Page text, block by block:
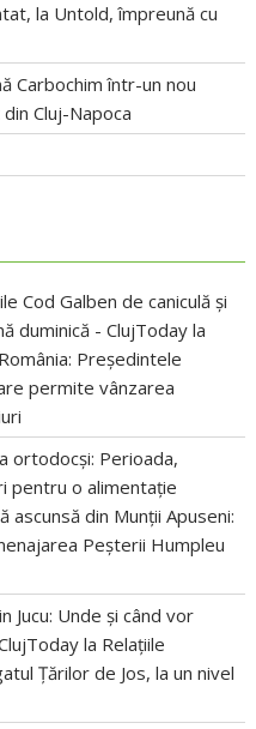
la Untold, împreună cu
Carbochim într-un nou
Cluj-Napoca
Cod Galben de caniculă și
duminică - ClujToday la
Președintele
permite vânzarea
ortodocși: Perioada,
pentru o alimentație
ascunsă din Munții Apuseni:
Peșterii Humpleu
Jucu: Unde și când vor
la Relațiile
Țărilor de Jos, la un nivel